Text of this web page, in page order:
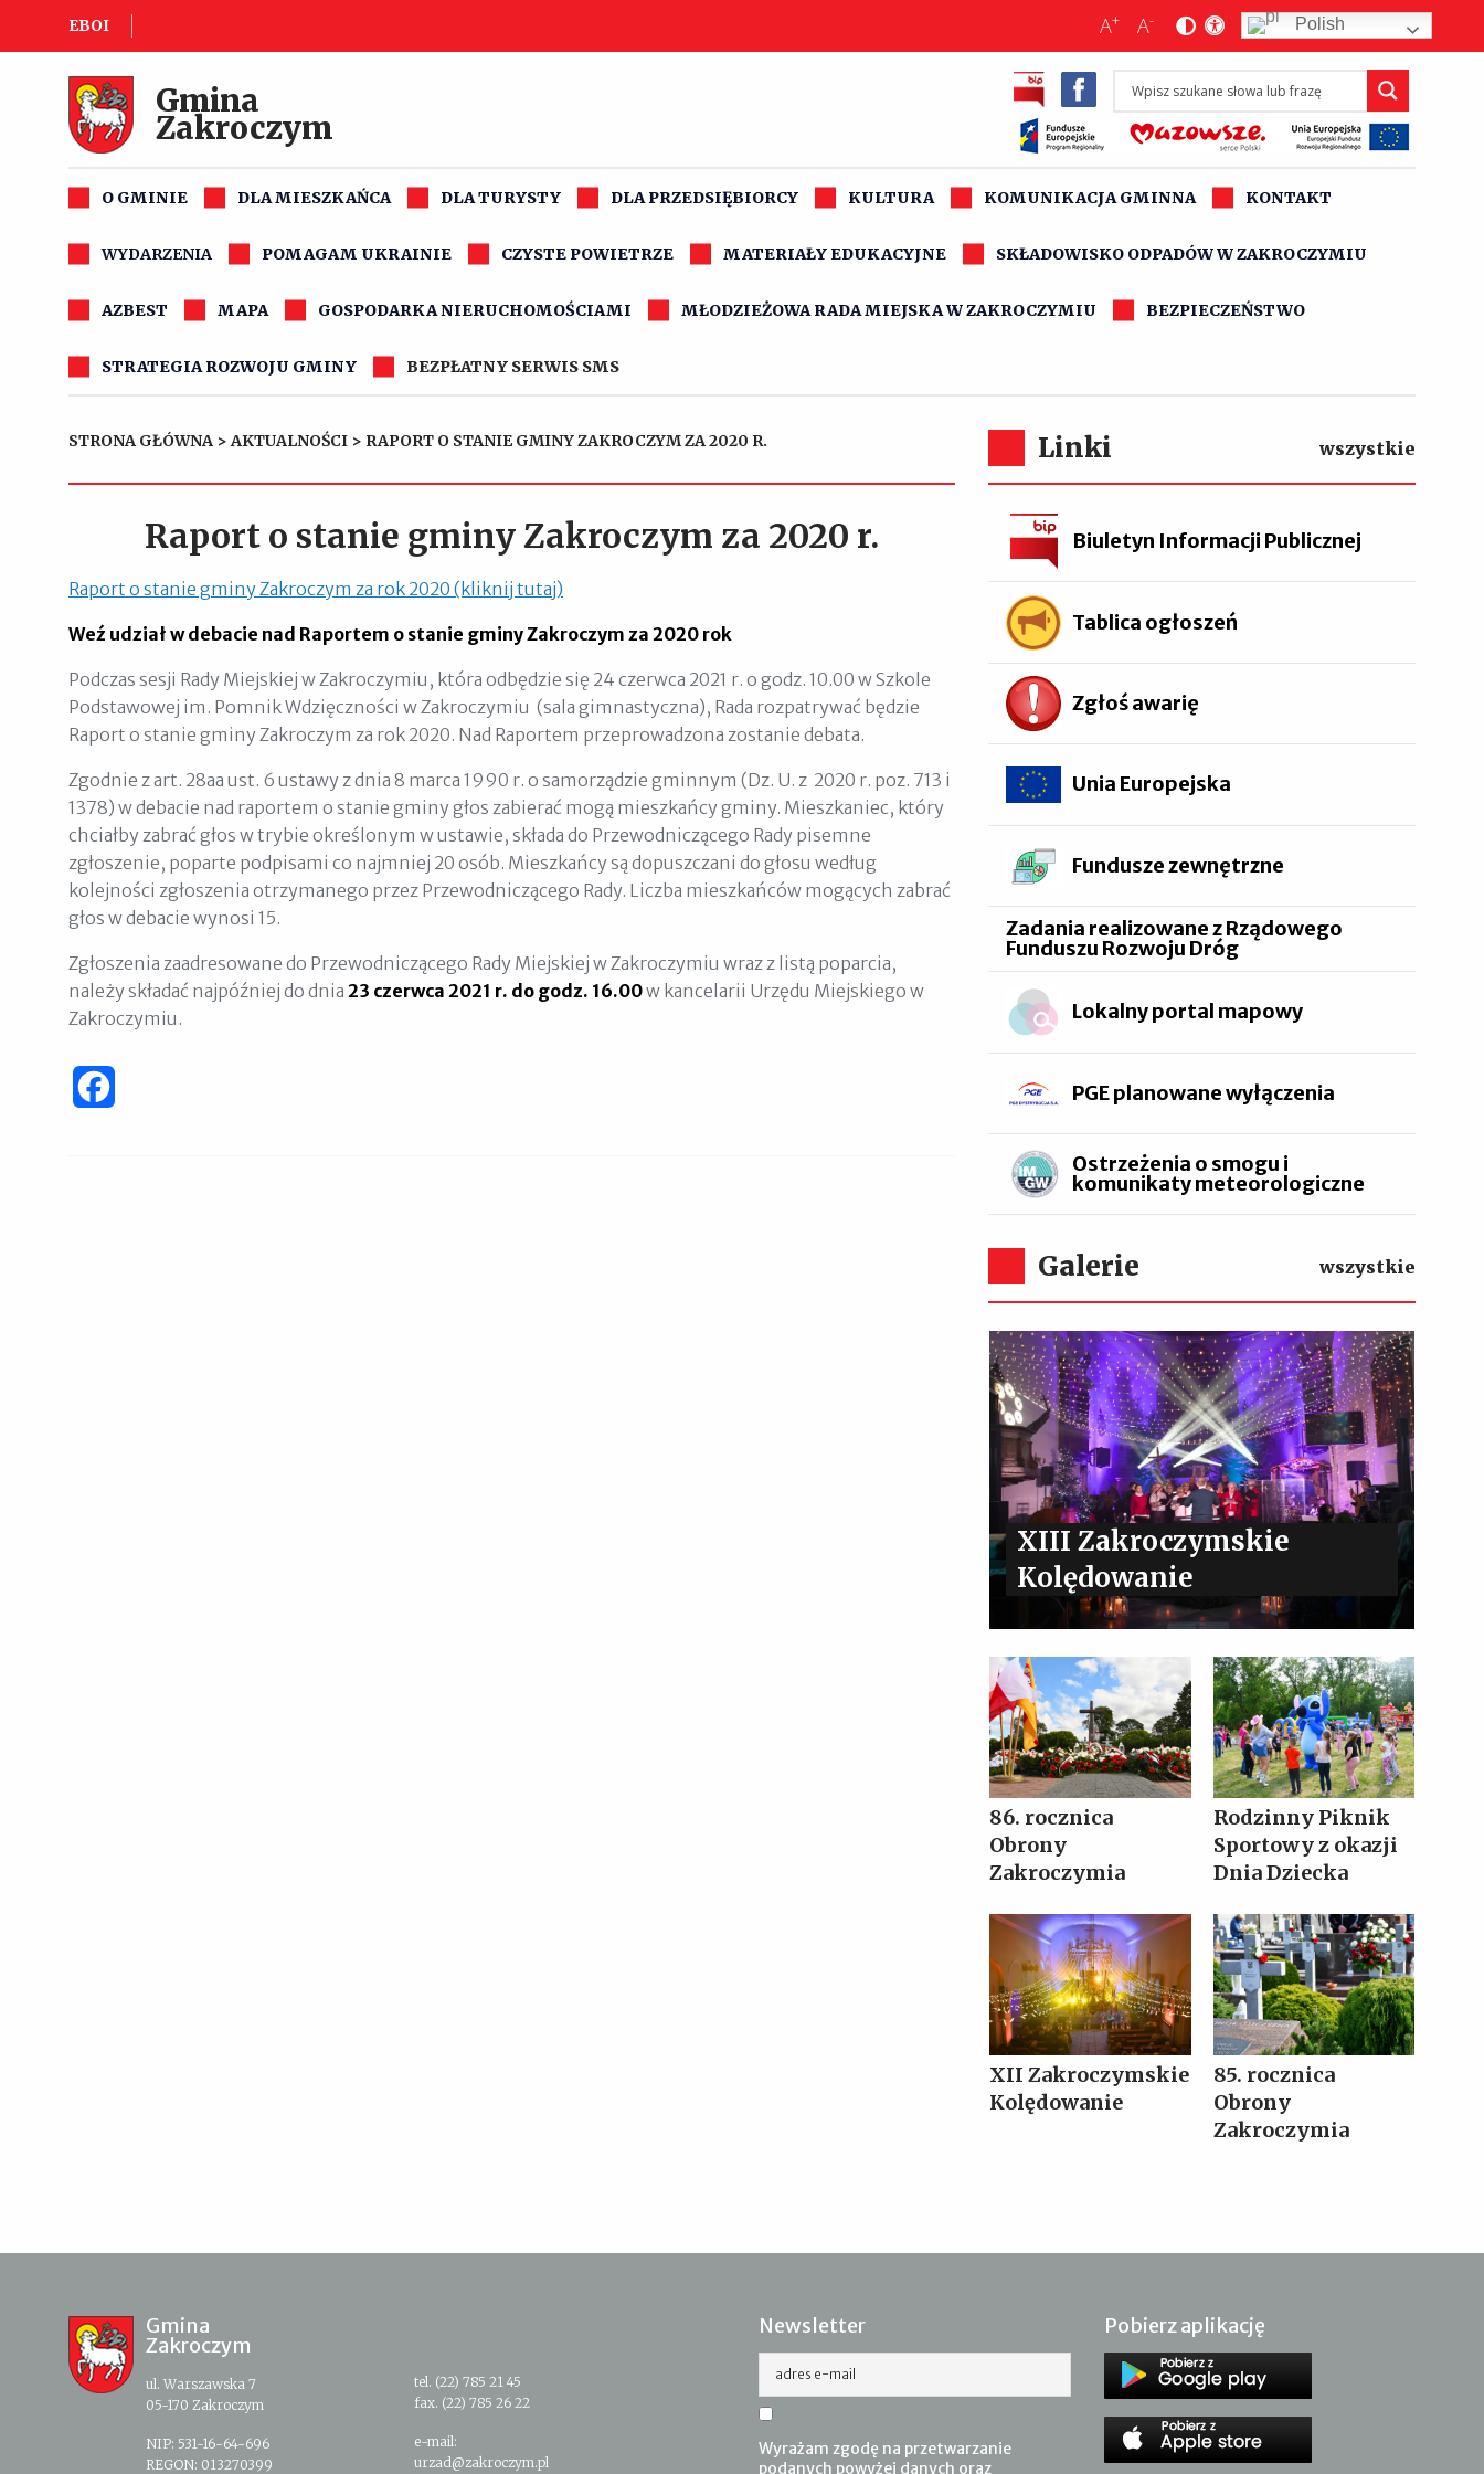
EBOI A+ A- Polish
Gmina
Zakroczym
O GMINIE DLA MIESZKAŃCA DLA TURYSTY DLA PRZEDSIĘBIORCY KULTURA KOMUNIKACJA GMINNA KONTAKT
WYDARZENIA POMAGAM UKRAINIE CZYSTE POWIETRZE MATERIAŁY EDUKACYJNE SKŁADOWISKO ODPADÓW W ZAKROCZYMIU
AZBEST MAPA GOSPODARKA NIERUCHOMOŚCIAMI MŁODZIEŻOWA RADA MIEJSKA W ZAKROCZYMIU BEZPIECZEŃSTWO
STRATEGIA ROZWOJU GMINY BEZPŁATNY SERWIS SMS
STRONA GŁÓWNA >AKTUALNOŚCI > RAPORT O STANIE GMINY ZAKROCZYM ZA 2020 R.
Raport o stanie gminy Zakroczym za 2020 r.
Raport o stanie gminy Zakroczym za rok 2020 (kliknij tutaj)
Weź udział w debacie nad Raportem o stanie gminy Zakroczym za 2020 rok
Podczas sesji Rady Miejskiej w Zakroczymiu, która odbędzie się 24 czerwca 2021 r. o godz. 10.00 w Szkole
Podstawowej im. Pomnik Wdzięczności w Zakroczymiu (sala gimnastyczna), Rada rozpatrywać będzie
Raport o stanie gminy Zakroczym za rok 2020. Nad Raportem przeprowadzona zostanie debata.
Zgodnie z art. 28aa ust. 6 ustawy z dnia 8 marca 1990 r. o samorządzie gminnym (Dz. U. z 2020 r. poz. 713 i
1378) w debacie nad raportem o stanie gminy głos zabierać mogą mieszkańcy gminy. Mieszkaniec, który
chciałby zabrać głos w trybie określonym w ustawie, składa do Przewodniczącego Rady pisemne
zgłoszenie, poparte podpisami co najmniej 20 osób. Mieszkańcy są dopuszczani do głosu według
kolejności zgłoszenia otrzymanego przez Przewodniczącego Rady. Liczba mieszkańców mogących zabrać
głos w debacie wynosi 15.
Zgłoszenia zaadresowane do Przewodniczącego Rady Miejskiej w Zakroczymiu wraz z listą poparcia,
należy składać najpóźniej do dnia 23 czerwca 2021 r. do godz. 16.00w kancelarii Urzędu Miejskiego w
Zakroczymiu.
Linki wszystkie
Biuletyn Informacji Publicznej
Tablica ogłoszeń
Zgłoś awarię
Unia Europejska
Fundusze zewnętrzne
Zadania realizowane z Rządowego
Funduszu Rozwoju Dróg
Lokalny portal mapowy
PGE planowane wyłączenia
Ostrzeżenia o smogu i
komunikaty meteorologiczne
Galerie wszystkie
XIII Zakroczymskie
Kolędowanie
86. rocznica
Obrony
Zakroczymia
Rodzinny Piknik
Sportowy z okazji
Dnia Dziecka
XII Zakroczymskie
Kolędowanie
85. rocznica
Obrony
Zakroczymia
Gmina
Zakroczym
ul. Warszawska 7
05-170 Zakroczym
NIP: 531-16-64-696
REGON: 013270399
tel. (22) 785 21 45
fax. (22) 785 26 22
e-mail:
urzad@zakroczym.pl
Newsletter
adres e-mail
Wyrażam zgodę na przetwarzanie
podanych powyżej danych oraz
Pobierz aplikację